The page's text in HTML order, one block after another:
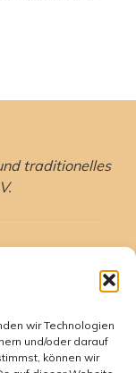
wir Technologien
und/oder darauf
können wir
traditionelles